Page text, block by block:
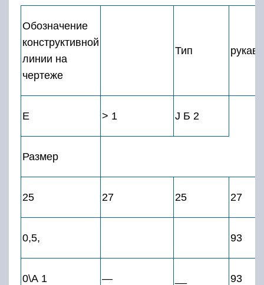
Обозначение
конструктивной
линии на
чертеже
Тип
Е > 1 J Б 2
Размер
25 27 25 27
0,5, 93
0\А 1 — 93